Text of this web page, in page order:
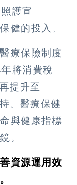
護宣
健的投入。
療保險制度
將消費稅
提升至
、醫療保健
與健康指標
。
資源運用效